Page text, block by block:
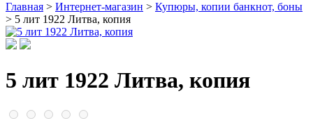
Главная > Интернет-магазин > Купюры, копии банкнот, боны
> 5 лит 1922 Литва, копия
5 лит 1922 Литва, копия